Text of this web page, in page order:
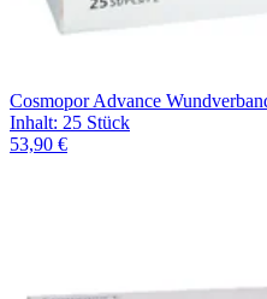
Cosmopor Advance
Inhalt: 25 Stück
53,90 €